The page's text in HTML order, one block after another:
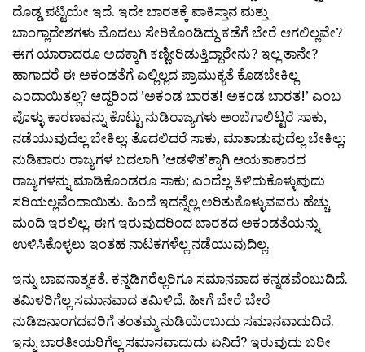
ದೊಡ್ಡ ಪಟ್ಟಿಯೇ ಇದೆ. ಇದೇ ಬಾರತಕ್ಕೆ ಪಾಕಿಸ್ತಾನ ಮತ್ತು
ಬಾಂಗ್ಲಾದೇಶಗಳು ಮೊದಲು ಸೇರಿಕೊಂಡಿದ್ದು ಕಡೆಗೆ ಬೇರೆ ಆಗಲಿಲ್ಲವೇ?
ಈಗ ಯಾರಾದರೂ ಅದಕ್ಕಾಗಿ ಕಣ್ಣೀರಿಡುತ್ತಿದ್ದಾರೇನು? ಇಲ್ಲ ತಾನೇ?
ಹಾಗಾದರೆ ಈ ಅಕಂಡತೆಗೆ ಎಲ್ಲಿಲ್ಲದ ಪ್ರಾಮುಕ್ಯತೆ ಕೊಡಬೇಕಿಲ್ಲ
ಎಂದಾಯಿತಲ್ಲ? ಆದ್ದರಿಂದ ’ಅಕಂಡ ಬಾರತ! ಅಕಂಡ ಬಾರತ!’ ಎಂಬ
ಪೊಳ್ಳು ಕಾರಣವನ್ನು ಕೊಟ್ಟು ನುಡಿರಾಜ್ಯಗಳು ಅಂಬೆಗಾಲಿಟ್ಟರೆ ಸಾಕು,
ನಡೆಯುವುದೆಲ್ಲ ಬೇಕಿಲ್ಲ; ತೊದಲಿದರೆ ಸಾಕು, ಮಾತಾಡುವುದೆಲ್ಲ ಬೇಕಿಲ್ಲ;
ನುಡಿವಾರು ರಾಜ್ಯಗಳ ಬದಲಾಗಿ ’ಆಡಳಿತ’ಕ್ಕಾಗಿ ಆಯತಾಕಾರದ
ರಾಜ್ಯಗಳನ್ನು ಮಾಡಿಕೊಂಡರೂ ಸಾಕು; ಎಂದೆಲ್ಲ ತಿಳಿದುಕೊಳ್ಳುವುದು
ಸರಿಯಲ್ಲವೆಂದಾಯಿತು. ಹಿಂದೆ ಇದನ್ನೆಲ್ಲ ಅರಿತುಕೊಳ್ಳುವವರು ಹೆಚ್ಚು
ಮಂದಿ ಇರಲಿಲ್ಲ. ಈಗ ಇರುವುದರಿಂದ ಬಾರತದ ಅಕಂಡತೆಯನ್ನು
ಉಳಿಸಿಕೊಳ್ಳಲು ಇಂತಹ ನಾಟಕಗಳೆಲ್ಲ ನಡೆಯುವುದಿಲ್ಲ.
ಇನ್ನು ಬಾವನಾತ್ಮಕತೆ. ಕನ್ನಡಿಗರೆಲ್ಲರಿಗೂ ಸಮಾನವಾದ ಕನ್ನಡವೆಂಬುದಿದೆ.
ತಮಿಳರಿಗೆಲ್ಲ ಸಮಾನವಾದ ತಮಿಳಿದೆ. ಹೀಗೆ ಬೇರೆ ಬೇರೆ
ನುಡಿಜನಾಂಗದವರಿಗೆ ತಂತಮ್ಮ ನುಡಿಯೆಂಬುದು ಸಮಾನವಾದುದಿದೆ.
ಇನ್ನು ಬಾರತೀಯರಿಗೆಲ್ಲ ಸಮಾನವಾದುದು ಏನಿದೆ? ಇರುವುದು ಬರೀ